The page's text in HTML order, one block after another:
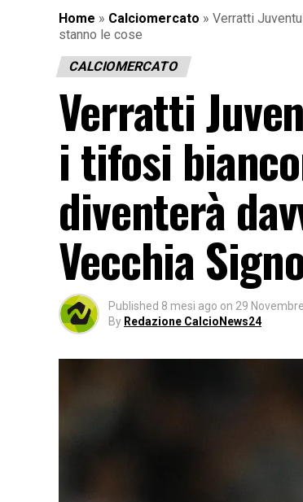
Home » Calciomercato » Verratti
stanno le cose
CALCIOMERCATO
Verratti
i tifosi
diventerà
Vecchia
Published 8 mesi ago on 29
By Redazione CalcioNews24